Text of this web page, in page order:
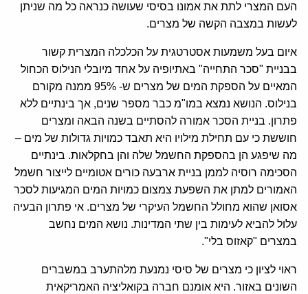
העם המצרי לתת את אמונו בסיסי שעושה כנראה כל מה שניתן
לעשות במצבה הקשה של מצרים.
איום בעל משמעות אסטרטגית על הכלכלה המצרית קשור
בבניית "סכר התחייה" באתיופיה על אחד מיובלי הנילוס הכחול
המאיים על הספקת המים של מצרים ש- 95% ממנה מקורם
בנילוס. הנושא נמצא במו"מ כבר מספר שנים, אך בינתיים ללא
פתרון. בניית הסכר אמורה להסתיים בשנה הבאה ומצרים
חוששת כי עם תחילת מילויו היא תאבד כמויות גדולות של מים –
מה שיפגע הן בהספקת החשמל שלה והן בחקלאות. בינתיים
הסכימה רוסיה לממן בניית ארבעה כורים אטומיים לייצור חשמל
האמורים למתן את השפעת צמצום כמויות המים המגיעות לסכר
אסואן שהוא מחולל החשמל העיקרי של מצרים. אי פתרון הבעיה
עלול להביא לעימות בין שתי המדינות. נושא המים נחשב
במצרים "קאזוס בלי".
ראוי לציון כי מצרים של סיסי נמנעת מלהתערב במשברים
השונים באזור. היא אומנם חברה בקואליציה האמריקאית